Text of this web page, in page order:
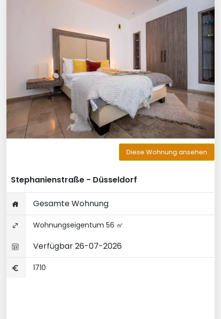
Diese Wohnung ansehen
Stephanienstraße - Düsseldorf
Gesamte Wohnung
Wohnungseigentum 56 ㎡
Verfügbar 26-07-2026
1710